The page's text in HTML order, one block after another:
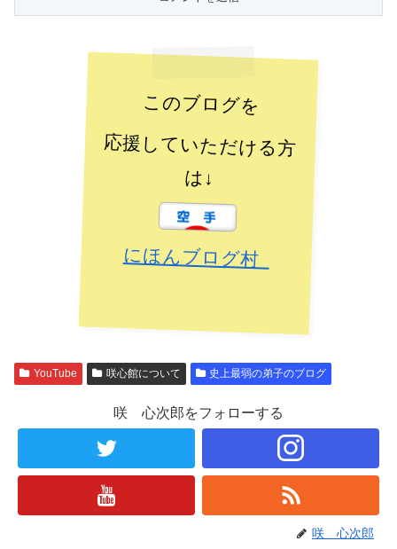
このブログを
応援していただける方
は↓
にほんブログ村
YouTube 咲心館について 史上最弱の弟子のブログ
咲 心次郎をフォローする
咲 心次郎